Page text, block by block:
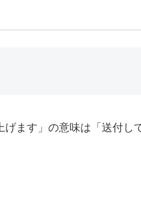
げます」の意味は「送付し